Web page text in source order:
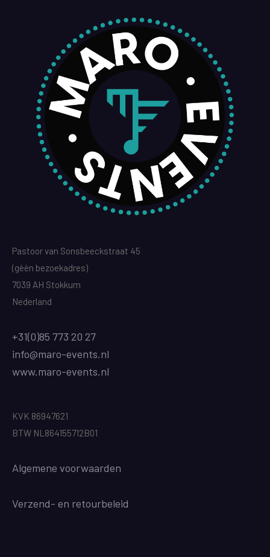
Pastoor van Sonsbeeckstraat 45
(gèèn bezoekadres)
7039 AH Stokkum
Nederland
+31(0)85 773 20 27
info@maro-events.nl
www.maro-events.nl
KVK 86947621
BTW NL864155712B01
Algemene voorwaarden
Verzend- en retourbeleid